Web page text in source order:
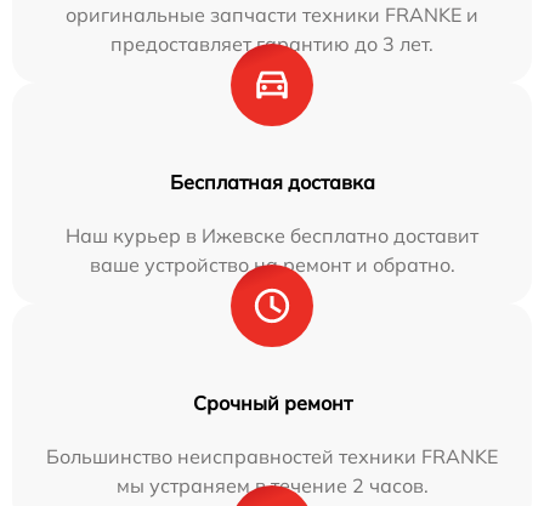
оригинальные запчасти техники FRANKE и
предоставляет гарантию до 3 лет.
Бесплатная доставка
Наш курьер в Ижевске бесплатно доставит
ваше устройство на ремонт и обратно.
Срочный ремонт
Большинство неисправностей техники FRANKE
мы устраняем в течение 2 часов.